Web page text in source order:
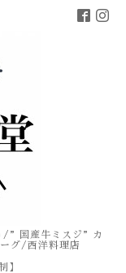
”国産牛ミスジ”カ
グ/西洋料理店
】